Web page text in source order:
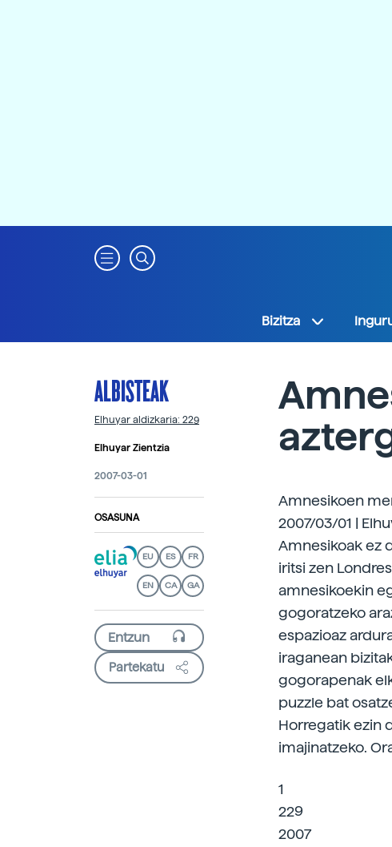
Bizitza
ALBISTEAK
Elhuyar aldizkaria: 229
Elhuyar Zientzia
2007-03-01
OSASUNA
EU ES FR
EN CA GA
Partekatu
Amnesikoen
2007/03/01 |
Amnesikoak ez
iritsi zen
amnesikoekin
gogoratzeko
espazioaz
iraganean
gogorapenak
puzzle bat
Horregatik ezin
imajinatzeko.
1
229
2007